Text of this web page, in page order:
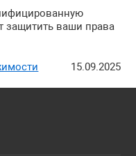
защитить ваши права
15.09.2025